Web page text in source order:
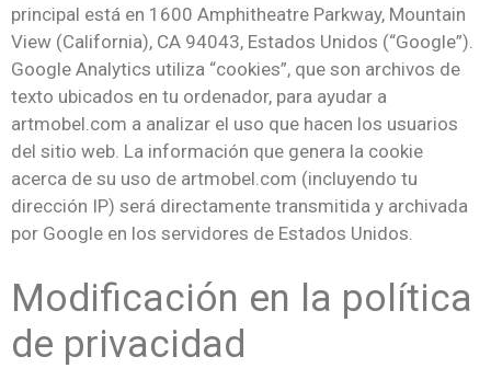
principal está en 1600 Amphitheatre Parkway, Mountain
View (California), CA 94043, Estados Unidos (“Google”).
Google Analytics utiliza “cookies”, que son archivos de
texto ubicados en tu ordenador, para ayudar a
artmobel.com a analizar el uso que hacen los usuarios
del sitio web. La información que genera la cookie
acerca de su uso de artmobel.com (incluyendo tu
dirección IP) será directamente transmitida y archivada
por Google en los servidores de Estados Unidos.
Modificación en la política
de privacidad